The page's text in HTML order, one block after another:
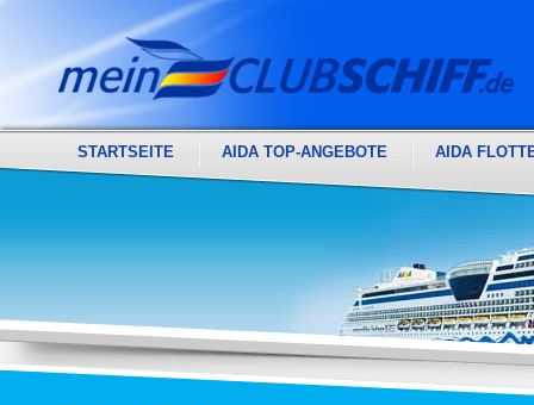
STARTSEITE AIDA TOP-ANGEBOTE AIDA